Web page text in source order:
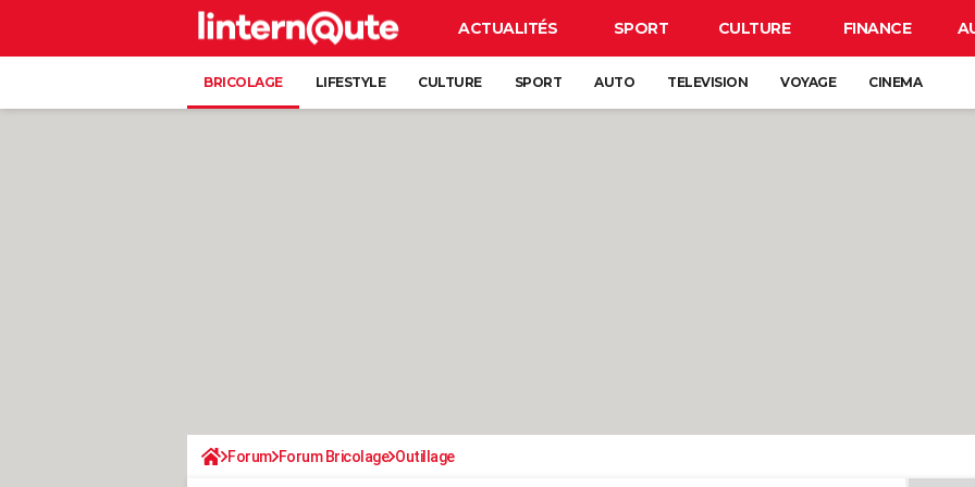
ACTUALITÉS SPORT CULTURE FINANCE
BRICOLAGE LIFESTYLE CULTURE SPORT AUTO TELEVISION VOYAGE CINEMA
Forum Forum Bricolage Outillage